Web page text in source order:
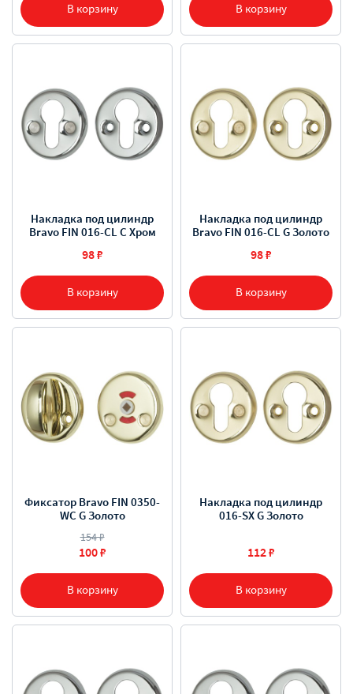
В корзину В корзину
В корзину
Накладка под цилиндр
Bravo FIN 016-СL C Хром
98 ₽
В корзину
Накладка под цилиндр
Bravo FIN 016-СL G Золото
98 ₽
В корзину
Фиксатор Bravo FIN 0350-
WC G Золото
154 ₽
100 ₽
В корзину
Накладка под цилиндр
016-SX G Золото
112 ₽